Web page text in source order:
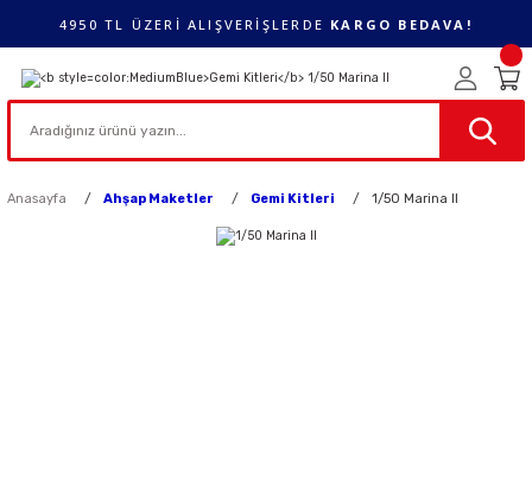
4950 TL ÜZERİ ALIŞVERİŞLERDE KARGO BEDAVA!
Anasayfa Ahşap Maketler Gemi Kitleri 1/50 Marina ll